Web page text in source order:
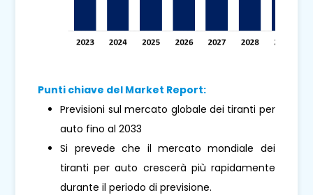
Punti chiave del Market Report:
Previsioni sul mercato globale dei tiranti per
auto fino al 2033
Si prevede che il mercato mondiale dei
tiranti per auto crescerà più rapidamente
durante il periodo di previsione.